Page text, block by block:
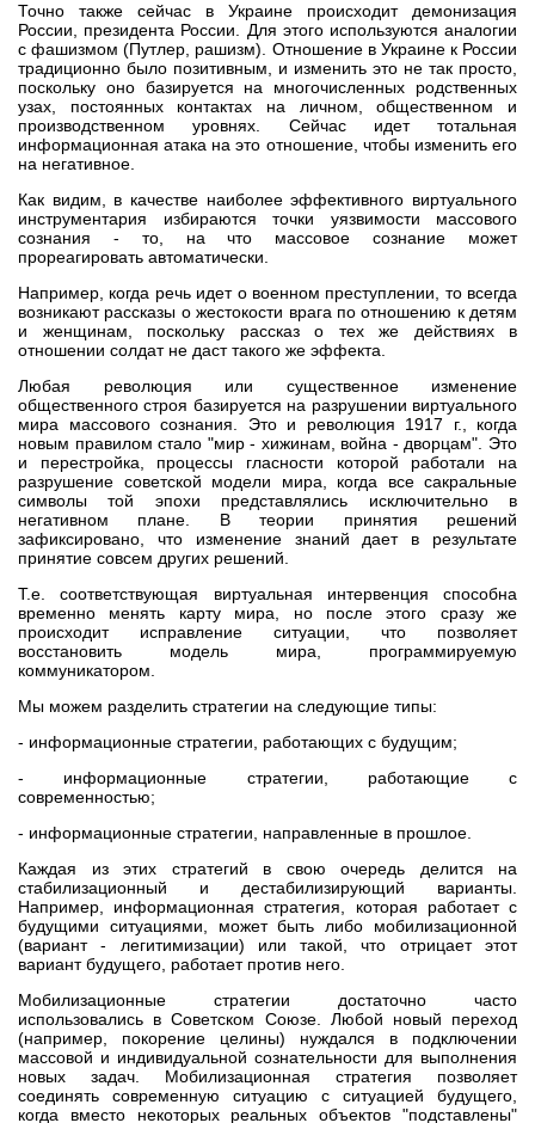
Точно также сейчас в Украине происходит демонизация
России, президента России. Для этого используются аналогии
с фашизмом (Путлер, рашизм). Отношение в Украине к России
традиционно было позитивным, и изменить это не так просто,
поскольку оно базируется на многочисленных родственных
узах, постоянных контактах на личном, общественном и
производственном уровнях. Сейчас идет тотальная
информационная атака на это отношение, чтобы изменить его
на негативное.
Как видим, в качестве наиболее эффективного виртуального
инструментария избираются точки уязвимости массового
сознания - то, на что массовое сознание может
прореагировать автоматически.
Например, когда речь идет о военном преступлении, то всегда
возникают рассказы о жестокости врага по отношению к детям
и женщинам, поскольку рассказ о тех же действиях в
отношении солдат не даст такого же эффекта.
Любая революция или существенное изменение
общественного строя базируется на разрушении виртуального
мира массового сознания. Это и революция 1917 г., когда
новым правилом стало "мир - хижинам, война - дворцам". Это
и перестройка, процессы гласности которой работали на
разрушение советской модели мира, когда все сакральные
символы той эпохи представлялись исключительно в
негативном плане. В теории принятия решений
зафиксировано, что изменение знаний дает в результате
принятие совсем других решений.
Т.е. соответствующая виртуальная интервенция способна
временно менять карту мира, но после этого сразу же
происходит исправление ситуации, что позволяет
восстановить модель мира, программируемую
коммуникатором.
Мы можем разделить стратегии на следующие типы:
- информационные стратегии, работающих с будущим;
- информационные стратегии, работающие с
современностью;
- информационные стратегии, направленные в прошлое.
Каждая из этих стратегий в свою очередь делится на
стабилизационный и дестабилизирующий варианты.
Например, информационная стратегия, которая работает с
будущими ситуациями, может быть либо мобилизационной
(вариант - легитимизации) или такой, что отрицает этот
вариант будущего, работает против него.
Мобилизационные стратегии достаточно часто
использовались в Советском Союзе. Любой новый переход
(например, покорение целины) нуждался в подключении
массовой и индивидуальной сознательности для выполнения
новых задач. Мобилизационная стратегия позволяет
соединять современную ситуацию с ситуацией будущего,
когда вместо некоторых реальных объектов "подставлены"